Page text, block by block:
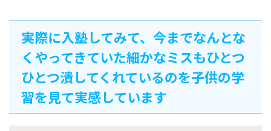
実際に入塾してみて、今までなんとな
くやってきていた細かなミスもひとつ
ひとつ潰してくれているのを子供の学
習を見て実感しています